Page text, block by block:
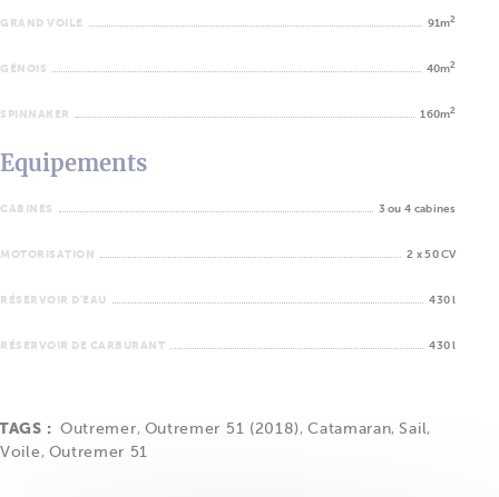
GRAND VOILE 91m2
GÉNOIS 40m2
SPINNAKER 160m2
Equipements
CABINES 3 ou 4 cabines
MOTORISATION 2 x 50 CV
RÉSERVOIR D'EAU 430 l
RÉSERVOIR DE CARBURANT 430 l
TAGS : Outremer, Outremer 51 (2018) ,Catamaran, Sail,
Voile , Outremer 51